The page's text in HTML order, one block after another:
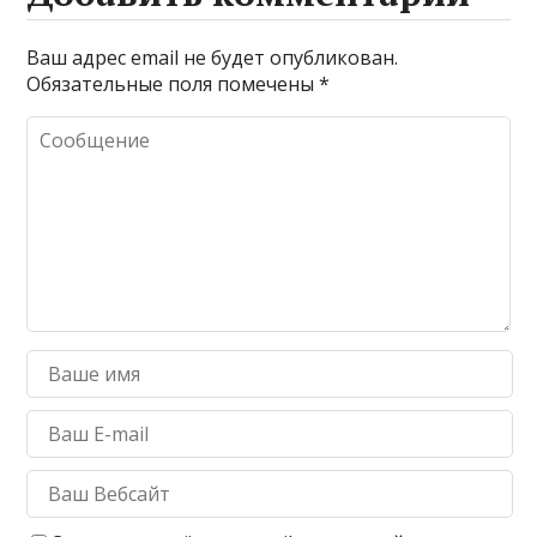
Ваш адрес email не будет опубликован.
Обязательные поля помечены*